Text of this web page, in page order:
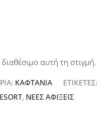
αυτή τη στιγμή.
ΚΑΦΤΆΝΙΑ
ΕΤΙΚΈΤΕΣ:
, ΝΈΕΣ ΑΦΊΞΕΙΣ